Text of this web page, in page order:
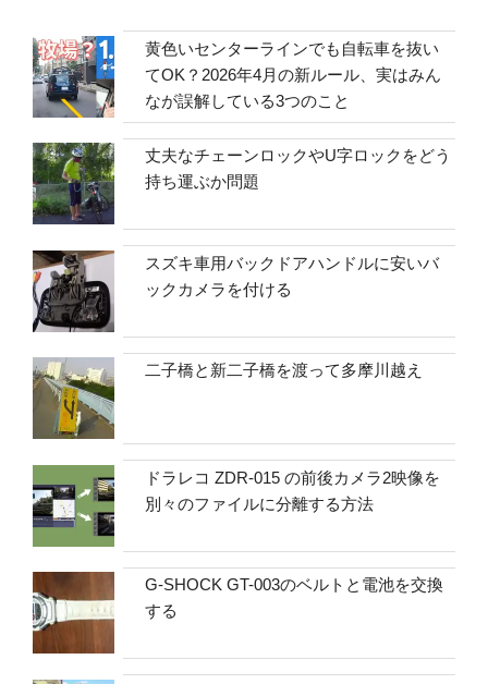
黄色いセンターラインでも自転車を抜い
てOK？2026年4月の新ルール、実はみん
なが誤解している3つのこと
丈夫なチェーンロックやU字ロックをどう
持ち運ぶか問題
スズキ車用バックドアハンドルに安いバ
ックカメラを付ける
二子橋と新二子橋を渡って多摩川越え
ドラレコ ZDR-015 の前後カメラ2映像を
別々のファイルに分離する方法
G-SHOCK GT-003のベルトと電池を交換
する